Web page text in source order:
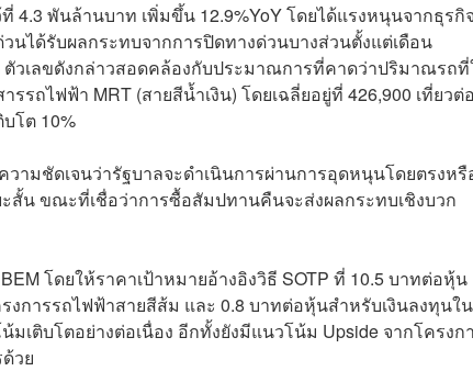
4.3 พันล้านบาท เพิ่มขึ้น 12.9%YoY โดยได้แรงหนุนจากธุรกิ
ได้รับผลกระทบจากการปิดทางด่วนบางส่วนตั้งแต่เดือน
วเลขดังกล่าวสอดคล้องกับประมาณการที่คาดว่าปริมาณรถ
รถไฟฟ้า MRT (สายสีน้ำเงิน) โดยเฉลี่ยอยู่ที่ 426,900 เที่ยวต่
โต 10%
ามชัดเจนว่ารัฐบาลจะดำเนินการผ่านการอุดหนุนโดยตรงห
น ขณะที่เชื่อว่าการซื้อสัมปทานคืนจะส่งผลกระทบเชิงบวก
โดยให้ราคาเป้าหมายอ้างอิงวิธี SOTP ที่ 10.5 บาทต่อหุ้น
การรถไฟฟ้าสายสีส้ม และ 0.8 บาทต่อหุ้นสำหรับเงินลงทุนใน
มเติบโตอย่างต่อเนื่อง อีกทั้งยังมีแนวโน้ม Upside จากโครงก
วย